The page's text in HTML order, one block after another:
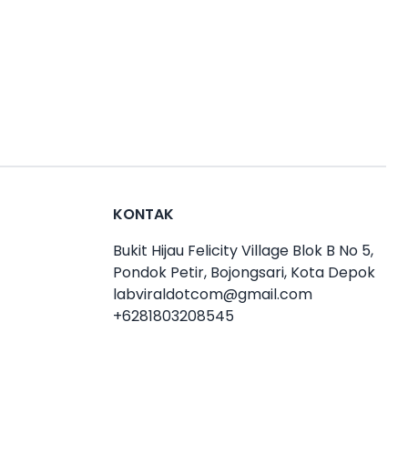
KONTAK
Bukit Hijau Felicity Village Blok B No 5,
Pondok Petir, Bojongsari, Kota Depok
labviraldotcom@gmail.com
+6281803208545